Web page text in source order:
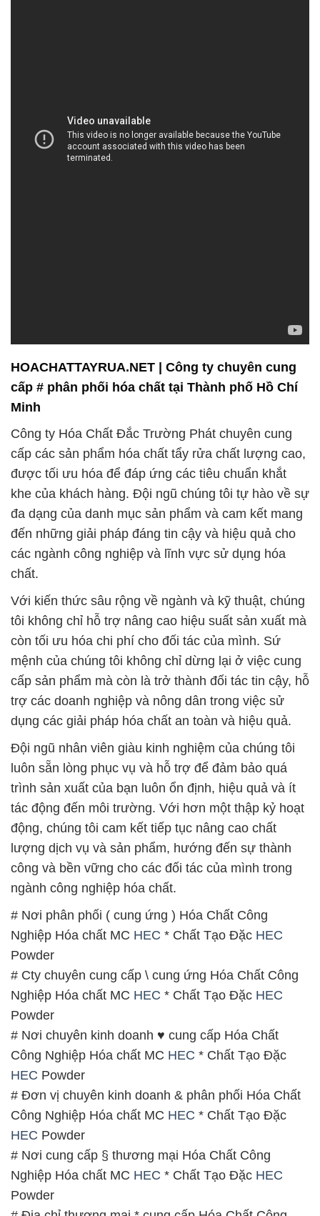
HOACHATTAYRUA.NET | Công ty chuyên cung
cấp # phân phối hóa chất tại Thành phố Hồ Chí
Minh
Công ty Hóa Chất Đắc Trường Phát chuyên cung
cấp các sản phẩm hóa chất tẩy rửa chất lượng cao,
được tối ưu hóa để đáp ứng các tiêu chuẩn khắt
khe của khách hàng. Đội ngũ chúng tôi tự hào về sự
đa dạng của danh mục sản phẩm và cam kết mang
đến những giải pháp đáng tin cậy và hiệu quả cho
các ngành công nghiệp và lĩnh vực sử dụng hóa
chất.
Với kiến thức sâu rộng về ngành và kỹ thuật, chúng
tôi không chỉ hỗ trợ nâng cao hiệu suất sản xuất mà
còn tối ưu hóa chi phí cho đối tác của mình. Sứ
mệnh của chúng tôi không chỉ dừng lại ở việc cung
cấp sản phẩm mà còn là trở thành đối tác tin cậy, hỗ
trợ các doanh nghiệp và nông dân trong việc sử
dụng các giải pháp hóa chất an toàn và hiệu quả.
Đội ngũ nhân viên giàu kinh nghiệm của chúng tôi
luôn sẵn lòng phục vụ và hỗ trợ để đảm bảo quá
trình sản xuất của bạn luôn ổn định, hiệu quả và ít
tác động đến môi trường. Với hơn một thập kỷ hoạt
động, chúng tôi cam kết tiếp tục nâng cao chất
lượng dịch vụ và sản phẩm, hướng đến sự thành
công và bền vững cho các đối tác của mình trong
ngành công nghiệp hóa chất.
# Nơi phân phối ( cung ứng ) Hóa Chất Công
Nghiệp Hóa chất MC HEC * Chất Tạo Đặc HEC
Powder
# Cty chuyên cung cấp \ cung ứng Hóa Chất Công
Nghiệp Hóa chất MC HEC * Chất Tạo Đặc HEC
Powder
# Nơi chuyên kinh doanh ♥ cung cấp Hóa Chất
Công Nghiệp Hóa chất MC HEC * Chất Tạo Đặc
HEC Powder
# Đơn vị chuyên kinh doanh & phân phối Hóa Chất
Công Nghiệp Hóa chất MC HEC * Chất Tạo Đặc
HEC Powder
# Nơi cung cấp § thương mại Hóa Chất Công
Nghiệp Hóa chất MC HEC * Chất Tạo Đặc HEC
Powder